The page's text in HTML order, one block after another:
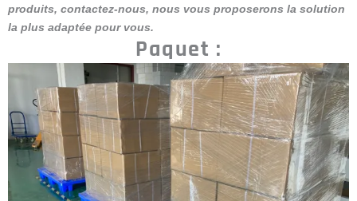
produits, contactez-nous, nous vous proposerons la solution
la plus adaptée pour vous.
Paquet :